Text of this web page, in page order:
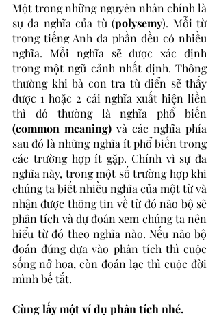
Một trong những nguyên nhân chính là
sự đa nghĩa của từ (polysemy). Mỗi từ
trong tiếng Anh đa phần đều có nhiều
nghĩa. Mỗi nghĩa sẽ được xác định
trong một ngữ cảnh nhất định. Thông
thường khi bà con tra từ điển sẽ thấy
được 1 hoặc 2 cái nghĩa xuất hiện liền
(common meaning) và các nghĩa phía
sau đó là những nghĩa ít phổ biến trong
các trường hợp ít gặp. Chính vì sự đa
nghĩa này, trong một số trường hợp khi
chúng ta biết nhiều nghĩa của một từ và
nhận được thông tin về từ đó não bộ sẽ
phân tích và dự đoán xem chúng ta nên
hiểu từ đó theo nghĩa nào. Nếu não bộ
đoán đúng dựa vào phân tích thì cuộc
sống nở hoa, còn đoán lạc thì cuộc đời
mình bế tắt.
Cùng lấy một ví dụ phân tích nhé.